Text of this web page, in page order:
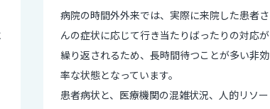
病院の時間外外来では、実際に来院した患者さ
んの症状に応じて行き当たりばったりの対応が
繰り返されるため、長時間待つことが多い非効
率な状態となっています。
患者病状と、医療機関の混雑状況、人的リソー